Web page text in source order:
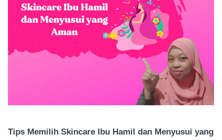
Tips Memilih Skincare Ibu Hamil dan Menyusui yang